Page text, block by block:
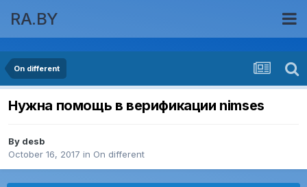
RA.BY
On different
Нужна помощь в верификации nimses
By desb
October 16, 2017 in On different